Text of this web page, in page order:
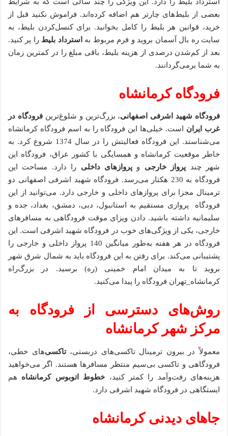
بعضی از بلیط‌های چارتر هم اضافه کرده‌اند. فراموش نکنید قبل از
خرید، قوانین هر بلیط را کامل بخوانید. برای کنسل‌کردن بلیط، به
سایت ره بال آسمان بروید و فرم مربوط به
استرداد بلیط را پر کنید.
بعد از کم‌شدن درصدی از هزینه بلیط، باقی مبلغ را در کمترین زمان
به شما برمی‌گردانند.
فرودگاه کرمانشاه
فرودگاه شهید اشرفی اصفهانی، بزرگ‌ترین و شلوغ‌ترینفرودگاه در
غرب ایران است. خیلی‌ها این فرودگاه را به اسم فرودگاه کرمانشاه
می‌شناسند. این فرودگاه فعالیتش را در سال 1374 شروع کرد. به
خاطر موقعیت کرمانشاه و همسایگی با کشور عراق، فرودگاه این
شهر چند پرواز خارجی و پروازهای داخلی را دارد. مساحت این
فرودگاه به 230 هکتار می‌رسد. فرودگاه شهید اشرفی اصفهانی دو
ترمینال مجزا برای پروازهای داخلی و خارجی دارد. می‌توانید از این
فرودگاه پروازی مستقیم به استانبول، دبی، دمشق، بغداد، جده و
سلیمانیه داشته باشید. دادن ویزای موقت فرودگاهی به مسافرهای
خارجی، یکی از ویژگی‌های خوب در فرودگاه شهید اشرفی است. این
فرودگاه در هر هفته به‌طور میانگین 140 پرواز داخلی و خارجی را
پشتیبانی می‌کند. برای رفتن به این فرودگاه باید به شمال شرق شهر
بروید تا به میدان امام خمینی (ره) برسید. در بزرگ‌راه
کرمانشاه_تهران فرودگاه را پیدا می‌کنید.
روش‌های دسترسی از فرودگاه به
مرکز شهر کرمانشاه
معمولاً در بیرون ترمینال تاکسی‌های دربستی،تاکسی‌های خطی،
فرودگاهی و تاکسی بی‌سیم منتظر مسافرها هستند. اگر می‌خواهید
هزینه‌های رفت‌وآمد را کمتر کنید، خطوط اتوبوس کرمانشاه هم
ایستگاهی در فرودگاه شهید اشرفی دارد.
جاهای دیدنی کرمانشاه